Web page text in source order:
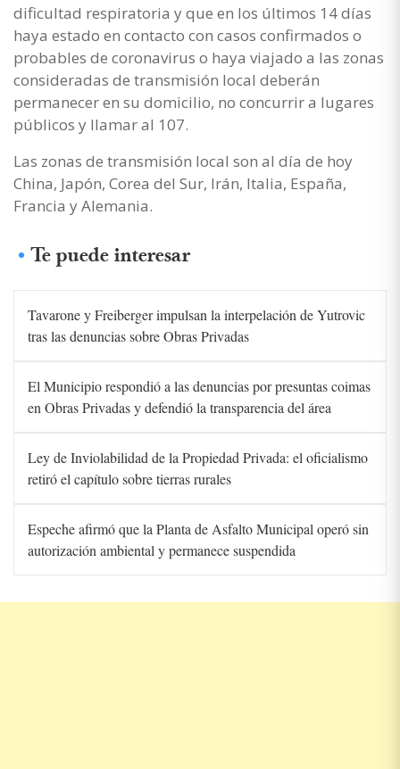
dificultad respiratoria y que en los últimos 14 días
haya estado en contacto con casos confirmados o
probables de coronavirus o haya viajado a las zonas
consideradas de transmisión local deberán
permanecer en su domicilio, no concurrir a lugares
públicos y llamar al 107.
Las zonas de transmisión local son al día de hoy
China, Japón, Corea del Sur, Irán, Italia, España,
Francia y Alemania.
Te puede interesar
Tavarone y Freiberger impulsan la interpelación de Yutrovic
tras las denuncias sobre Obras Privadas
El Municipio respondió a las denuncias por presuntas coimas
en Obras Privadas y defendió la transparencia del área
Ley de Inviolabilidad de la Propiedad Privada: el oficialismo
retiró el capítulo sobre tierras rurales
Espeche afirmó que la Planta de Asfalto Municipal operó sin
autorización ambiental y permanece suspendida